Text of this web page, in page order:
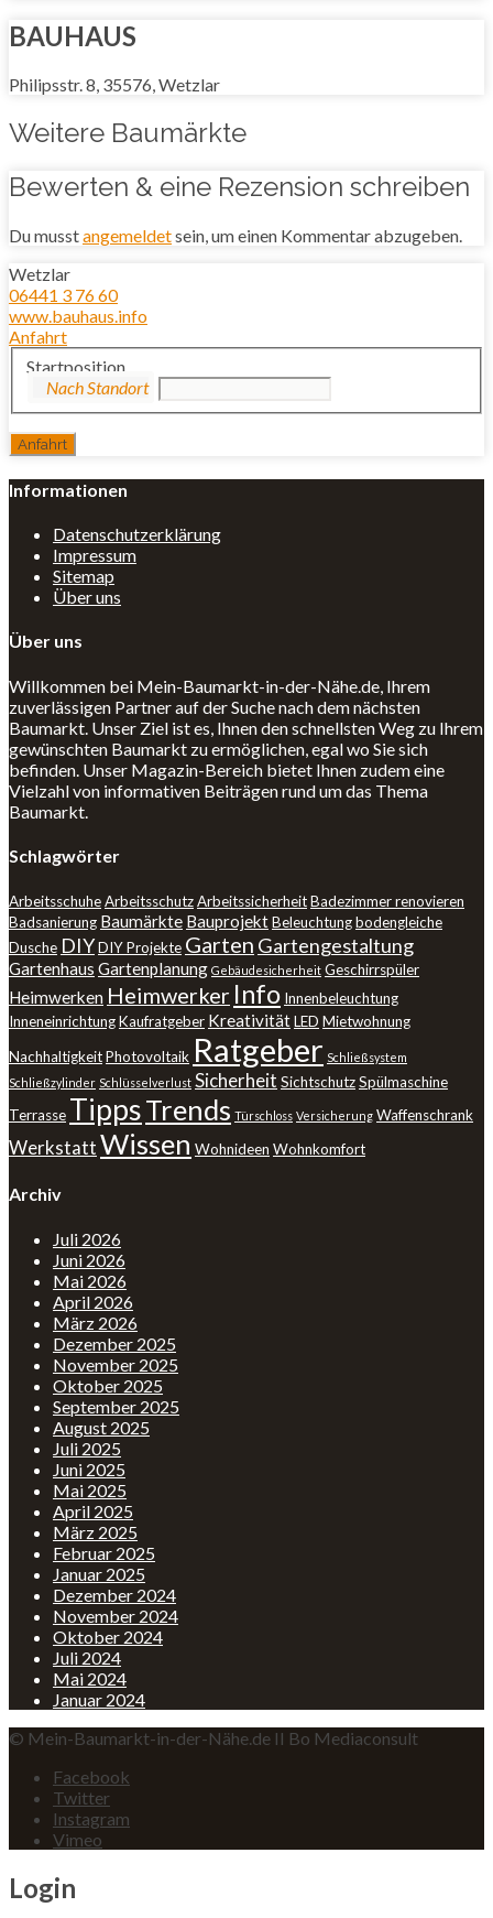
BAUHAUS
Philipsstr. 8, 35576, Wetzlar
Weitere Baumärkte
Bewerten & eine Rezension schreiben
Du musstangemeldetsein, um einen Kommentar abzugeben.
Wetzlar
06441 3 76 60
www.bauhaus.info
Anfahrt
Startposition
Informationen
Datenschutzerklärung
Impressum
Sitemap
Über uns
Über uns
Willkommen bei Mein-Baumarkt-in-der-Nähe.de, Ihrem
zuverlässigen Partner auf der Suche nach dem nächsten
Baumarkt. Unser Ziel ist es, Ihnen den schnellsten Weg zu Ihrem
gewünschten Baumarkt zu ermöglichen, egal wo Sie sich
befinden. Unser Magazin-Bereich bietet Ihnen zudem eine
Vielzahl von informativen Beiträgen rund um das Thema
Baumarkt.
Schlagwörter
ArbeitsschuheArbeitsschutzArbeitssicherheitBadezimmer renovieren
Badsanierung Baumärkte BauprojektBeleuchtungbodengleiche
Dusche DIYDIY Projekte Garten Gartengestaltung
Gartenhaus Gartenplanung Gebäudesicherheit Geschirrspüler
Heimwerken Heimwerker Info Innenbeleuchtung
InneneinrichtungKaufratgeber KreativitätLED Mietwohnung
NachhaltigkeitPhotovoltaik Ratgeber Schließsystem
Schließzylinder Schlüsselverlust Sicherheit SichtschutzSpülmaschine
Terrasse TippsTrends Türschloss Versicherung Waffenschrank
WerkstattWissen Wohnideen Wohnkomfort
Archiv
Juli 2026
Juni 2026
Mai 2026
April 2026
März 2026
Dezember 2025
November 2025
Oktober 2025
September 2025
August 2025
Juli 2025
Juni 2025
Mai 2025
April 2025
März 2025
Februar 2025
Januar 2025
Dezember 2024
November 2024
Oktober 2024
Juli 2024
Mai 2024
Januar 2024
© Mein-Baumarkt-in-der-Nähe.de II Bo Mediaconsult
Facebook
Twitter
Instagram
Vimeo
Login